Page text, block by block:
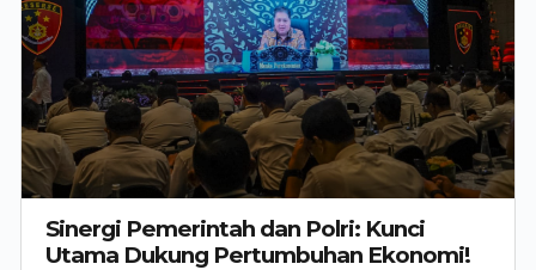
Sinergi Pemerintah dan Polri: Kunci
Utama Dukung Pertumbuhan Ekonomi!